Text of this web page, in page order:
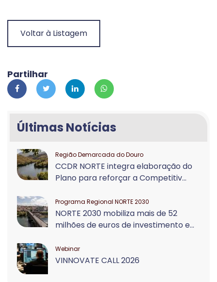
Voltar à Listagem
Partilhar
Últimas Notícias
Região Demarcada do Douro
CCDR NORTE integra elaboração do
Plano para reforçar a Competitiv...
Programa Regional NORTE 2030
NORTE 2030 mobiliza mais de 52
milhões de euros de investimento e...
Webinar
VINNOVATE CALL 2026